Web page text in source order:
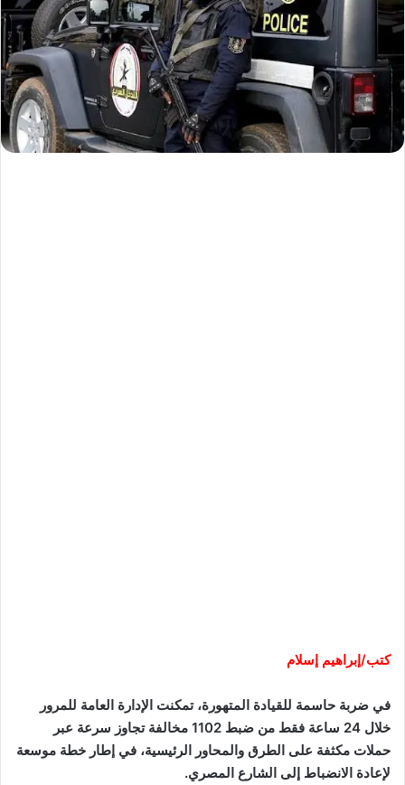
كتب/إبراهيم إسلام
في ضربة حاسمة للقيادة المتهورة، تمكنت الإدارة العامة للمرور
خلال 24 ساعة فقط من ضبط 1102 مخالفة تجاوز سرعة عبر
حملات مكثفة على الطرق والمحاور الرئيسية، في إطار خطة موسعة
لإعادة الانضباط إلى الشارع المصري.